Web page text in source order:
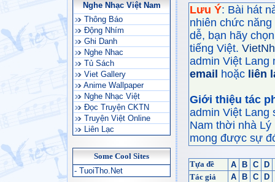
Nghe Nhạc Việt Nam
Thông Báo
Động Nhím
Ghi Danh
Nghe Nhac
Tủ Sách
Viet Gallery
Anime Wallpaper
Nghe Nhạc Việt
Đọc Truyện CKTN
Truyện Việt Online
Liên Lạc
Some Cool Sites
- TuoiTho.Net
Lưu Ý: Bài hát
nhiên chức
dễ, bạn hãy
tiếng Việt.
admin Việt Lang
email
hoặc liên
Giới thiệu tác
admin Việt Lang
Nam thời nhà
mong được sự
Tựa đề A B C
D
Tác giả
A B C
D